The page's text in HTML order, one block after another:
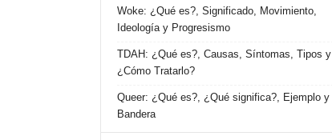
Woke: ¿Qué es?, Significado, Movimiento,
Ideología y Progresismo
TDAH: ¿Qué es?, Causas, Síntomas, Tipos y
¿Cómo Tratarlo?
Queer: ¿Qué es?, ¿Qué significa?, Ejemplo y
Bandera